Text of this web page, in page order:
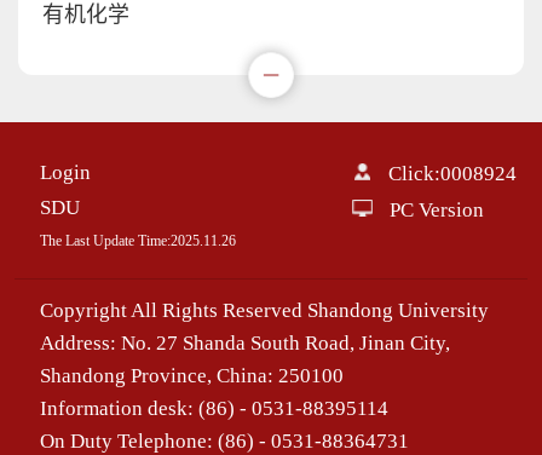
有机化学
Login
SDU
The Last Update Time:2025.11.26
Click:0008924
PC Version
Copyright All Rights Reserved Shandong University
Address: No. 27 Shanda South Road, Jinan City,
Shandong Province, China: 250100
Information desk: (86) - 0531-88395114
On Duty Telephone: (86) - 0531-88364731